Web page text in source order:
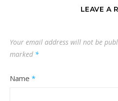
LEAVE A
Your email address will not be
marked *
Name *